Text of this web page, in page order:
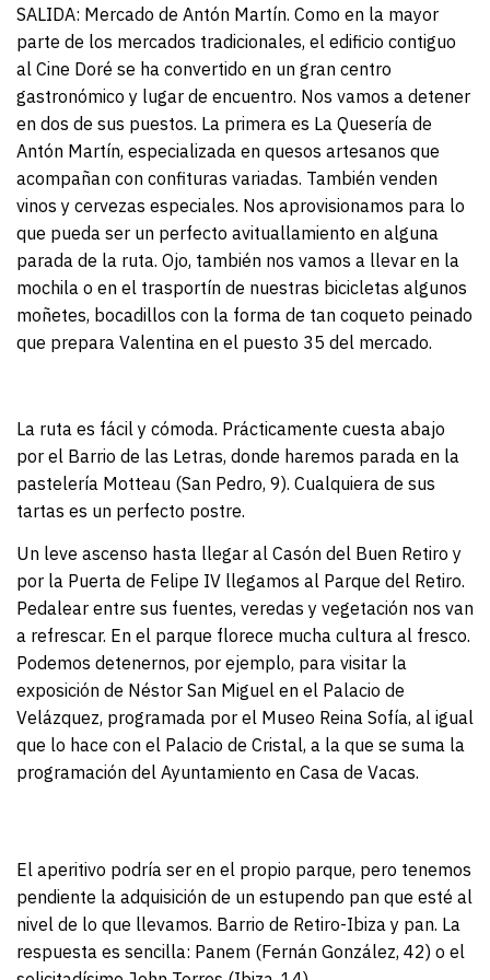
SALIDA: Mercado de Antón Martín. Como en la mayor
parte de los mercados tradicionales, el edificio contiguo
al Cine Doré se ha convertido en un gran centro
gastronómico y lugar de encuentro. Nos vamos a detener
en dos de sus puestos. La primera es La Quesería de
Antón Martín, especializada en quesos artesanos que
acompañan con confituras variadas. También venden
vinos y cervezas especiales. Nos aprovisionamos para lo
que pueda ser un perfecto avituallamiento en alguna
parada de la ruta. Ojo, también nos vamos a llevar en la
mochila o en el trasportín de nuestras bicicletas algunos
moñetes, bocadillos con la forma de tan coqueto peinado
que prepara Valentina en el puesto 35 del mercado.
La ruta es fácil y cómoda. Prácticamente cuesta abajo
por el Barrio de las Letras, donde haremos parada en la
pastelería Motteau (San Pedro, 9). Cualquiera de sus
tartas es un perfecto postre.
Un leve ascenso hasta llegar al Casón del Buen Retiro y
por la Puerta de Felipe IV llegamos al Parque del Retiro.
Pedalear entre sus fuentes, veredas y vegetación nos van
a refrescar. En el parque florece mucha cultura al fresco.
Podemos detenernos, por ejemplo, para visitar la
exposición de Néstor San Miguel en el Palacio de
Velázquez, programada por el Museo Reina Sofía, al igual
que lo hace con el Palacio de Cristal, a la que se suma la
programación del Ayuntamiento en Casa de Vacas.
El aperitivo podría ser en el propio parque, pero tenemos
pendiente la adquisición de un estupendo pan que esté al
nivel de lo que llevamos. Barrio de Retiro-Ibiza y pan. La
respuesta es sencilla: Panem (Fernán González, 42) o el